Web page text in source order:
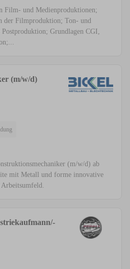
Film- und Medienproduktionen;
der Filmproduktion; Ton- und
Grundlagen CGI,
(m/w/d)
(m/w/d) ab
mit Metall und forme innovative
Arbeitsumfeld.